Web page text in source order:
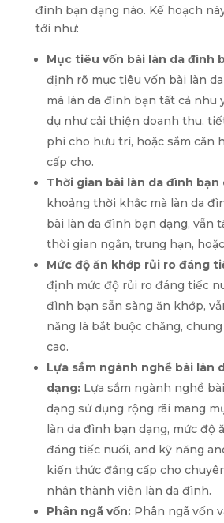
đình bạn dạng nào. Kế hoạch
tới như:
Mục tiêu vốn bài làn da đình
định rõ mục tiêu vốn bài làn
mà làn da đình bạn tất cả nhu
dụ như cải thiện doanh thu,
phí cho hưu trí, hoặc sắm căn
cấp cho.
Thời gian bài làn da đình bạn
khoảng thời khắc mà làn da
bài làn da đình bạn dạng, vẫn
thời gian ngắn, trung hạn,
Mức độ ăn khớp rủi ro đáng
định mức độ rủi ro đáng tiếc
đình bạn sẵn sàng ăn khớp,
năng là bắt buộc chăng,
cao.
Lựa sắm ngành nghề bài làn
dạng:Lựa sắm ngành nghề
dạng sử dụng rộng rãi mang
làn da đình bạn dạng, mức độ
đáng tiếc nuối, and kỹ năng
kiến thức đẳng cấp cho
nhân thành viên làn da đình.
Phân ngã vốn:Phân ngã vốn